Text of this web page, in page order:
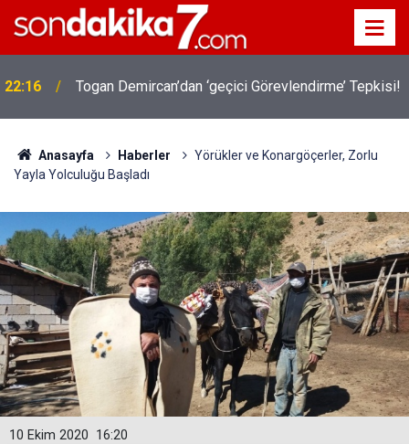
22:16 Togan Demircan’dan ‘geçici Görevlendirme’ Tepkisi!
Anasayfa Haberler
Yörükler ve Konargöçerler, Zorlu
Yayla Yolculuğu Başladı
16:20
10 Ekim 2020